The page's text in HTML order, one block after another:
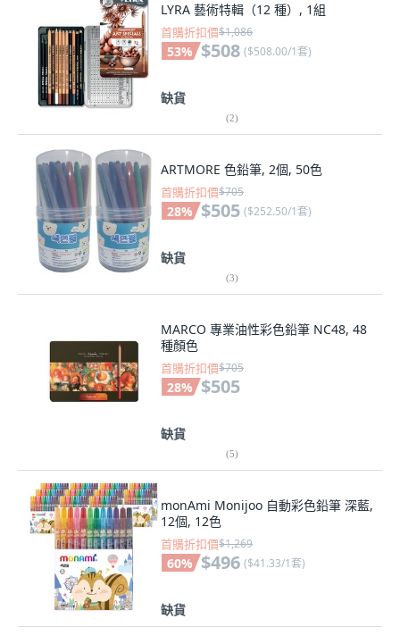
LYRA 藝術特輯（12 種）, 1組
首購折扣價$1,086
53% $508 ($508.00/1套)
缺貨
(2)
ARTMORE 色鉛筆, 2個, 50色
首購折扣價$705
28% $505 ($252.50/1套)
缺貨
(3)
MARCO 專業油性彩色鉛筆 NC48, 48
種顏色
首購折扣價$705
28% $505
缺貨
(5)
monAmi Monijoo 自動彩色鉛筆 深藍,
12個, 12色
首購折扣價$1,269
60% $496 ($41.33/1套)
缺貨